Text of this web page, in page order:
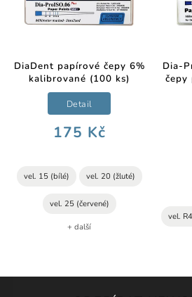
DiaDent papírové čepy 6%
kalibrované (100 ks)
175 Kč
Detail
vel. 15 (bílé) vel. 20 (žluté)
vel. 25 (červené)
+ další
Dia-
čepy
vel.